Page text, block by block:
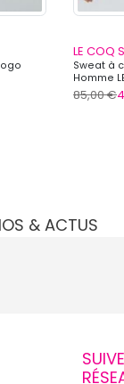
LE COQ
Sweat à
Homme
85,00 €
& ACTUS